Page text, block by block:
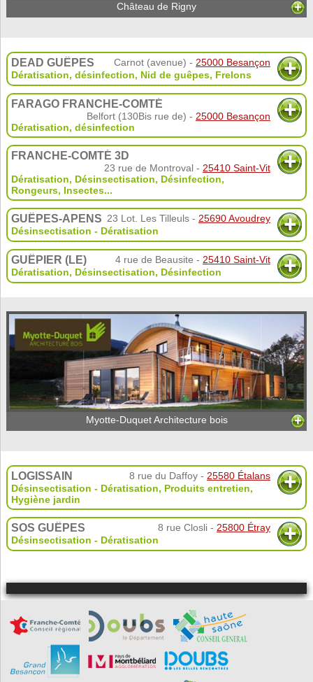
Château de Rigny
DEAD GUÊPES Carnot (avenue) - 25000 Besançon
Dératisation, désinfection, Nid de guêpes, Frelons
FARAGO FRANCHE-COMTÉ
Belfort (130Bis rue de) - 25000 Besançon
Dératisation, désinfection
FRANCHE-COMTÉ 3D
23 rue de Montroval - 25410 Saint-Vit
Dératisation, Désinsectisation, Désinfection,
Rongeurs, Insectes...
GUÊPES-APENS 23 Lot. Les Tilleuls - 25690 Avoudrey
Désinsectisation - Dératisation
GUÊPIER (LE) 4 rue de Beausite - 25410 Saint-Vit
Dératisation, Désinsectisation, Désinfection
Myotte-Duquet Architecture bois
LOGISSAIN 8 rue du Daffoy - 25580 Étalans
Désinsectisation - Dératisation, Produits entretien,
Hygiène jardin
SOS GUÊPES 8 rue Closli - 25800 Étray
Désinsectisation - Dératisation